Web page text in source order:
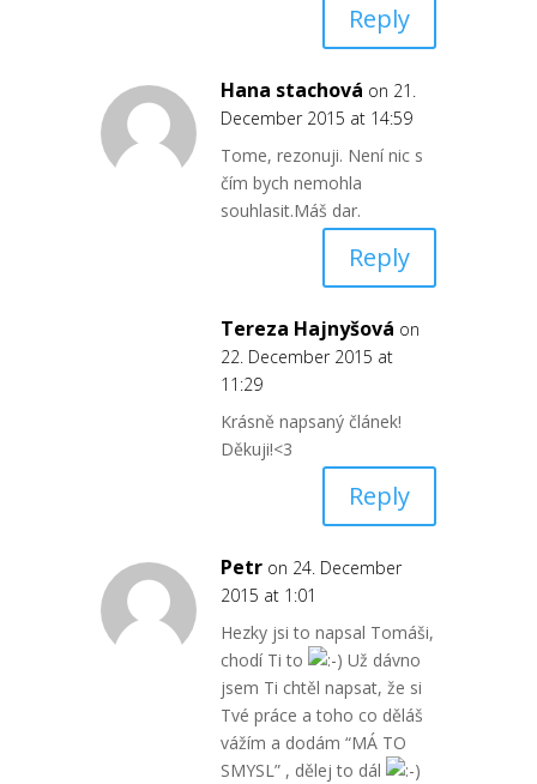
Reply
Hana stachová on 21.
December 2015 at 14:59
Tome, rezonuji. Není nic s
čím bych nemohla
souhlasit.Máš dar.
Reply
Tereza Hajnyšová on
22. December 2015 at
11:29
Krásně napsaný článek!
Děkuji!<3
Reply
Petr on 24. December
2015 at 1:01
Hezky jsi to napsal Tomáši,
chodí Ti to
Už dávno
jsem Ti chtěl napsat, že si
Tvé práce a toho co děláš
vážím a dodám “MÁ TO
SMYSL” , dělej to dál